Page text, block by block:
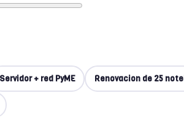
Servidor + red PyME Renovacion de 25